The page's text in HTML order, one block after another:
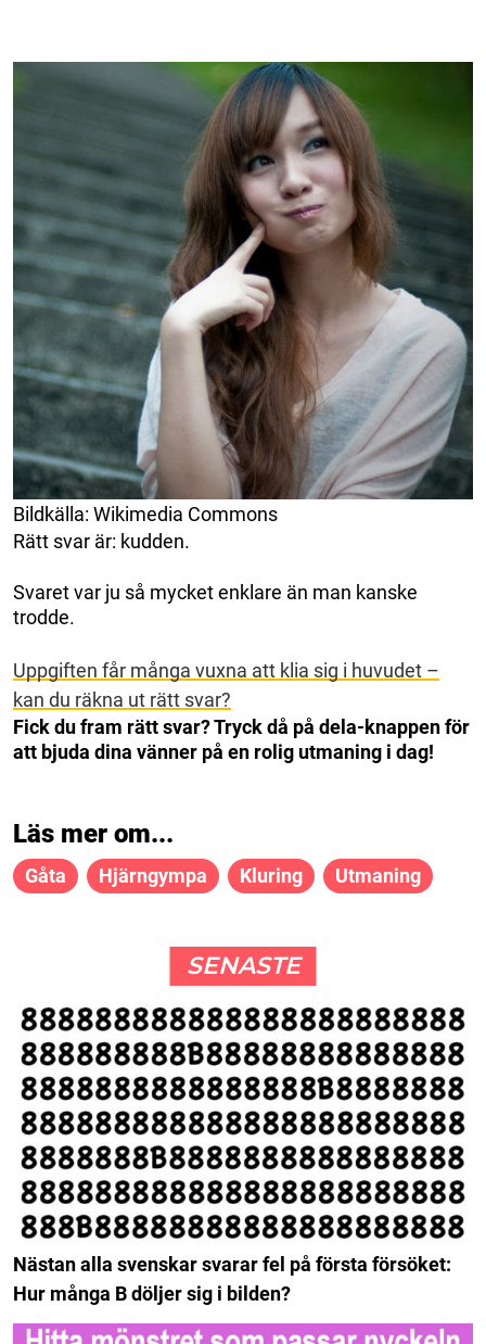
Bildkälla: Wikimedia Commons
Rätt svar är: kudden.
Svaret var ju så mycket enklare än man kanske
trodde.
Uppgiften får många vuxna att klia sig i huvudet –
kan du räkna ut rätt svar?
Fick du fram rätt svar? Tryck då på dela-knappen för
att bjuda dina vänner på en rolig utmaning i dag!
Läs mer om...
Gåta Hjärngympa Kluring Utmaning
SENASTE
Nästan alla svenskar svarar fel på första försöket:
Hur många B döljer sig i bilden?